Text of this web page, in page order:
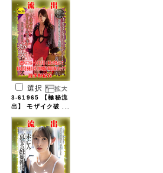
選択
3-61965 【極秘流
出】 モザイク破 ...